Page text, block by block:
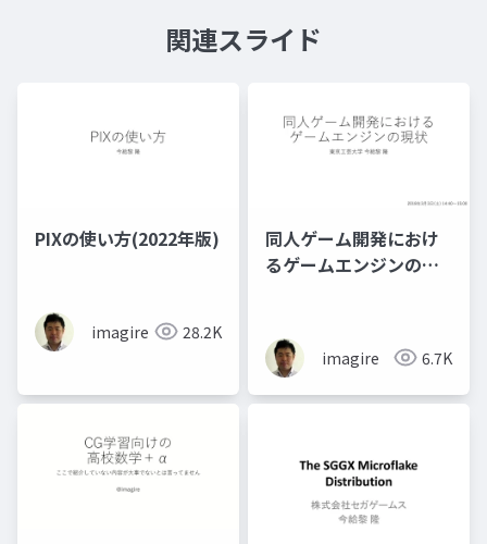
関連スライド
PIXの使い方(2022年版)
imagire 28.2K
同人ゲーム開発におけ
るゲームエンジンの現
imagire 6.7K